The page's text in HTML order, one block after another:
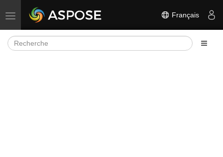
Basculer la navigation Français